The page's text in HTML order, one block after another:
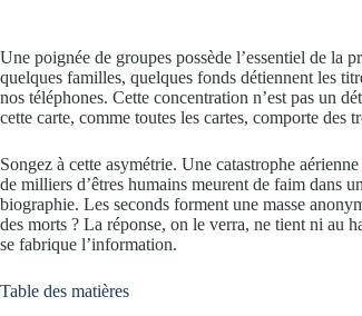
Une poignée de groupes possède l’essentiel de la
quelques familles, quelques fonds détiennent les
nos téléphones. Cette concentration n’est pas un
cette carte, comme toutes les cartes, comporte des
Songez à cette asymétrie. Une catastrophe
de milliers d’êtres humains meurent de faim dans
biographie. Les seconds forment une masse
des morts ? La réponse, on le verra, ne tient ni au
se fabrique l’information.
Table des matières